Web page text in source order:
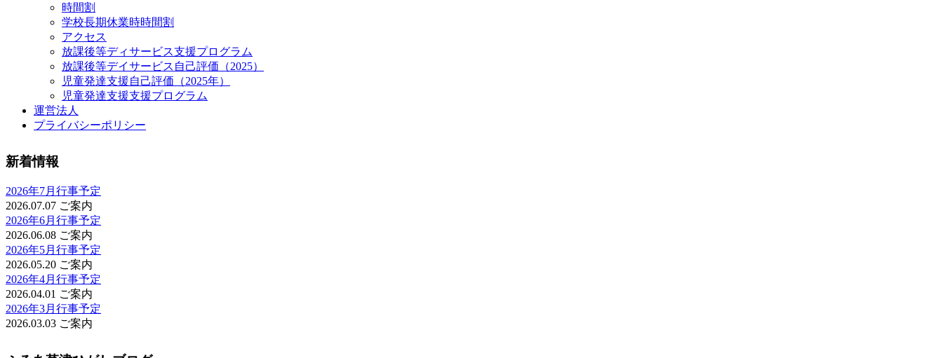
時間割
学校長期休業時時間割
アクセス
放課後等ディサービス支援プログラム
放課後等デイサービス自己評価（2025）
児童発達支援自己評価（2025年）
児童発達支援支援プログラム
運営法人
プライバシーポリシー
新着情報
2026年7月行事予定
2026.07.07 ご案内
2026年6月行事予定
2026.06.08 ご案内
2026年5月行事予定
2026.05.20 ご案内
2026年4月行事予定
2026.04.01 ご案内
2026年3月行事予定
2026.03.03 ご案内